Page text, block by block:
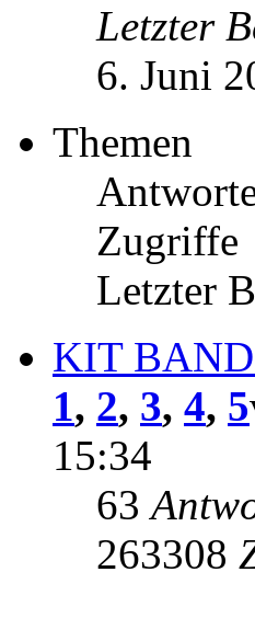
Letzter
6. Juni
Themen
Zugriffe
Letzter
KIT
1, 2, 3, 4, 5
15:34
63
263308